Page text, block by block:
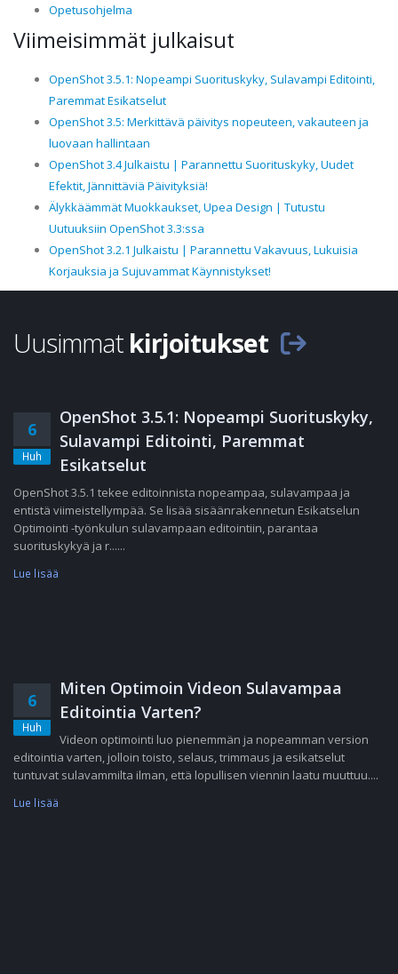
Opetusohjelma
Viimeisimmät julkaisut
OpenShot 3.5.1: Nopeampi Suorituskyky, Sulavampi Editointi,
Paremmat Esikatselut
OpenShot 3.5: Merkittävä päivitys nopeuteen, vakauteen ja
luovaan hallintaan
OpenShot 3.4 Julkaistu | Parannettu Suorituskyky, Uudet
Efektit, Jännittäviä Päivityksiä!
Älykkäämmät Muokkaukset, Upea Design | Tutustu
Uutuuksiin OpenShot 3.3:ssa
OpenShot 3.2.1 Julkaistu | Parannettu Vakavuus, Lukuisia
Korjauksia ja Sujuvammat Käynnistykset!
Uusimmat kirjoitukset
6
Huh
OpenShot 3.5.1: Nopeampi Suorituskyky,
Sulavampi Editointi, Paremmat
Esikatselut
OpenShot 3.5.1 tekee editoinnista nopeampaa, sulavampaa ja
entistä viimeistellympää. Se lisää sisäänrakennetun Esikatselun
Optimointi -työnkulun sulavampaan editointiin, parantaa
suorituskykyä ja r......
Lue lisää
6
Huh
Miten Optimoin Videon Sulavampaa
Editointia Varten?
Videon optimointi luo pienemmän ja nopeamman version
editointia varten, jolloin toisto, selaus, trimmaus ja esikatselut
tuntuvat sulavammilta ilman, että lopullisen viennin laatu muuttuu....
Lue lisää